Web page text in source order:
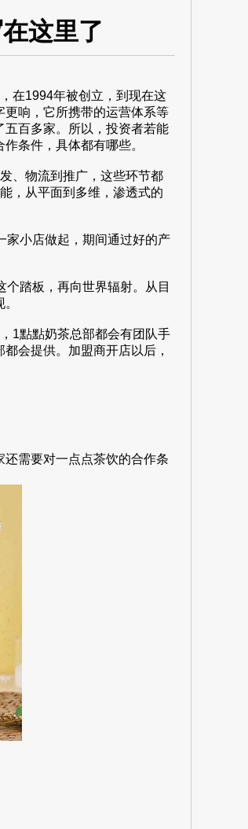
这里了
在1994年被创立，到现在这
响，它所携带的运营体系等
百多家。所以，投资者若能
条件，具体都有哪些。
、物流到推广，这些环节都
，从平面到多维，渗透式的
小店做起，期间通过好的产
踏板，再向世界辐射。从目
1點點奶茶总部都会有团队手
会提供。加盟商开店以后，
需要对一点点茶饮的合作条